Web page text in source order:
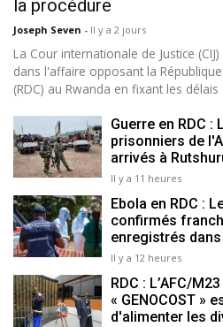
la procédure
Joseph Seven - Il y a 2 jours
La Cour internationale de Justice
dans l'affaire opposant la
(RDC) au Rwanda en fixant les délais
Guerre en RDC :
prisonniers de
arrivés à
Il y a 11 heures
Ebola en RDC :
confirmés
enregistrés
Il y a 12 heures
RDC : L’AFC/
« GENOCOST »
d'alimenter les